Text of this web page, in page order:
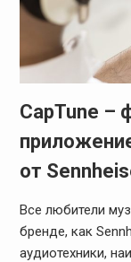
CapTune –
от
Все любители
бренде, как
аудиотехники,